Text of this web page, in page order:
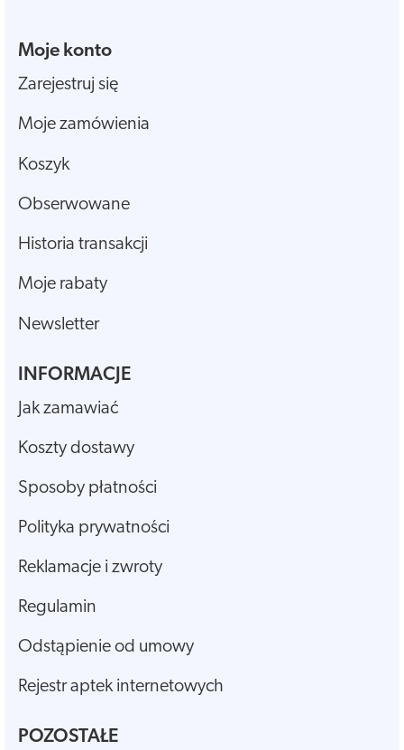
Moje konto
Zarejestruj się
Moje zamówienia
Koszyk
Obserwowane
Historia transakcji
Moje rabaty
Newsletter
INFORMACJE
Jak zamawiać
Koszty dostawy
Sposoby płatności
Polityka prywatności
Reklamacje i zwroty
Regulamin
Odstąpienie od umowy
Rejestr aptek internetowych
POZOSTAŁE